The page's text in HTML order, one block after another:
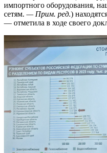
импортного оборудования,
сетям. — Прим. ред.)
— отметила в ходе своего